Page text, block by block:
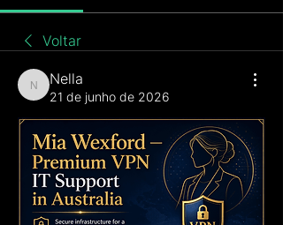
Voltar
Nella
Nella
21 de junho de 2026